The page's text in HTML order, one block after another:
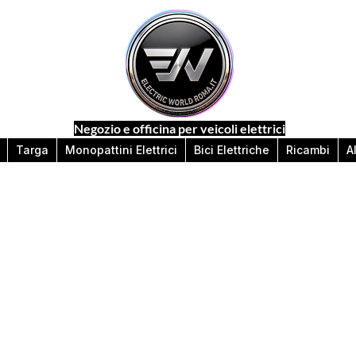
Negozio e officina per veicoli elettrici
Targa Monopattini Elettrici Bici Elettriche Ricambi